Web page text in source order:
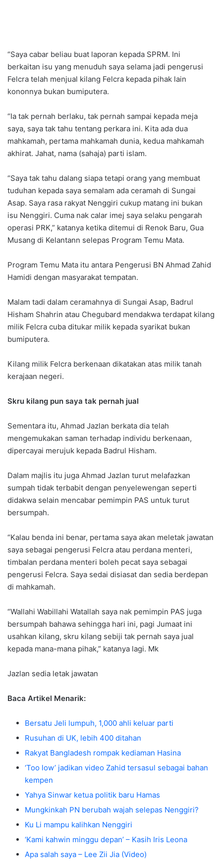
“Saya cabar beliau buat laporan kepada SPRM. Ini
berkaitan isu yang menuduh saya selama jadi pengerusi
Felcra telah menjual kilang Felcra kepada pihak lain
kononnya bukan bumiputera.
“Ia tak pernah berlaku, tak pernah sampai kepada meja
saya, saya tak tahu tentang perkara ini. Kita ada dua
mahkamah, pertama mahkamah dunia, kedua mahkamah
akhirat. Jahat, nama (sahaja) parti islam.
“Saya tak tahu dalang siapa tetapi orang yang membuat
tuduhan kepada saya semalam ada ceramah di Sungai
Asap. Saya rasa rakyat Nenggiri cukup matang ini bukan
isu Nenggiri. Cuma nak calar imej saya selaku pengarah
operasi PRK,” katanya ketika ditemui di Renok Baru, Gua
Musang di Kelantann selepas Program Temu Mata.
Program Temu Mata itu antara Pengerusi BN Ahmad Zahid
Hamidi dengan masyarakat tempatan.
Malam tadi dalam ceramahnya di Sungai Asap, Badrul
Hisham Shahrin atau Chegubard mendakwa terdapat kilang
milik Felcra cuba ditukar milik kepada syarikat bukan
bumiputera.
Kilang milik Felcra berkenaan dikatakan atas milik tanah
kerajaan negeri.
Skru kilang pun saya tak pernah jual
Sementara itu, Ahmad Jazlan berkata dia telah
mengemukakan saman terhadap individu berkenaan,
dipercayai merujuk kepada Badrul Hisham.
Dalam majlis itu juga Ahmad Jazlan turut melafazkan
sumpah tidak terbabit dengan penyelewengan seperti
didakwa selain mencabar pemimpin PAS untuk turut
bersumpah.
“Kalau benda ini benar, pertama saya akan meletak jawatan
saya sebagai pengerusi Felcra atau perdana menteri,
timbalan perdana menteri boleh pecat saya sebagai
pengerusi Felcra. Saya sedai disiasat dan sedia berdepan
di mahkamah.
“Wallahi Wabillahi Watallah saya nak pemimpin PAS juga
bersumpah bahawa sehingga hari ini, pagi Jumaat ini
usahkan kilang, skru kilang sebiji tak pernah saya jual
kepada mana-mana pihak,” katanya lagi. Mk
Jazlan sedia letak jawatan
Baca Artikel Menarik:
Bersatu Jeli lumpuh, 1,000 ahli keluar parti
Rusuhan di UK, lebih 400 ditahan
Rakyat Bangladesh rompak kediaman Hasina
‘Too low’ jadikan video Zahid tersasul sebagai bahan
kempen
Yahya Sinwar ketua politik baru Hamas
Mungkinkah PN berubah wajah selepas Nenggiri?
Ku Li mampu kalihkan Nenggiri
‘Kami kahwin minggu depan’ – Kasih Iris Leona
Apa salah saya – Lee Zii Jia (Video)